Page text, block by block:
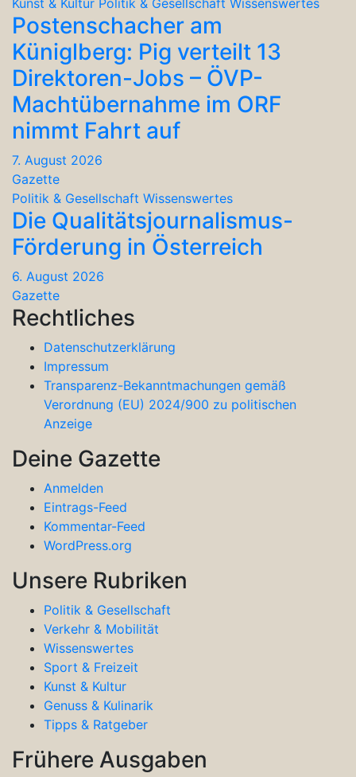
Kunst & Kultur Politik & Gesellschaft Wissenswertes
Postenschacher am
Küniglberg: Pig verteilt 13
Direktoren-Jobs – ÖVP-
Machtübernahme im ORF
nimmt Fahrt auf
7. August 2026
Gazette
Politik & Gesellschaft Wissenswertes
Die Qualitätsjournalismus-
Förderung in Österreich
6. August 2026
Gazette
Rechtliches
Datenschutzerklärung
Impressum
Transparenz-Bekanntmachungen gemäß
Verordnung (EU) 2024/900 zu politischen
Anzeige
Deine Gazette
Anmelden
Eintrags-Feed
Kommentar-Feed
WordPress.org
Unsere Rubriken
Politik & Gesellschaft
Verkehr & Mobilität
Wissenswertes
Sport & Freizeit
Kunst & Kultur
Genuss & Kulinarik
Tipps & Ratgeber
Frühere Ausgaben